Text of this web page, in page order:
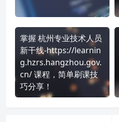
掌握 杭州专业技术人员
新干线-https://learnin
g.hzrs.hangzhou.gov.
cn/ 课程，简单刷课技
巧分享！